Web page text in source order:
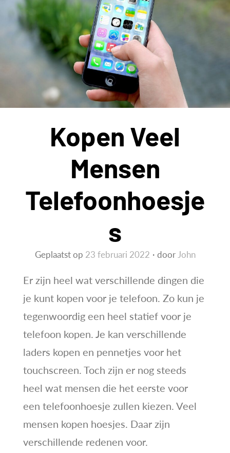
Kopen Veel
Mensen
Telefoonhoesje
S
Geplaatst op 23 februari 2022 door John
Er zijn heel wat verschillende dingen die
je kunt kopen voor je telefoon. Zo kun je
tegenwoordig een heel statief voor je
telefoon kopen. Je kan verschillende
laders kopen en pennetjes voor het
touchscreen. Toch zijn er nog steeds
heel wat mensen die het eerste voor
een telefoonhoesje zullen kiezen. Veel
mensen kopen hoesjes. Daar zijn
verschillende redenen voor.